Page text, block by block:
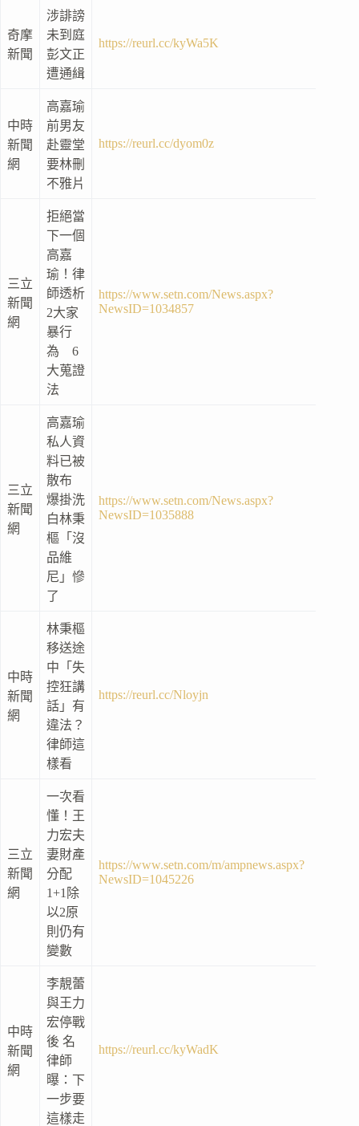
奇摩
新聞
涉誹謗
未到庭
彭文正
遭通緝
https://reurl.cc/kyWa5K
中時
新聞
網
高嘉瑜
前男友
赴靈堂
要林刪
不雅片
https://reurl.cc/dyom0z
三立
新聞
網
拒絕當
下一個
高嘉
瑜！律
師透析
2大家
暴行
為 6
大蒐證
法
https://www.setn.com/News.aspx?
NewsID=1034857
三立
新聞
網
高嘉瑜
私人資
料已被
散布
爆掛洗
白林秉
樞「沒
品維
尼」慘
了
https://www.setn.com/News.aspx?
NewsID=1035888
中時
新聞
網
林秉樞
移送途
中「失
控狂講
話」有
違法？
律師這
樣看
https://reurl.cc/Nloyjn
三立
新聞
網
一次看
懂！王
力宏夫
妻財產
分配
1+1除
以2原
則仍有
變數
https://www.setn.com/m/ampnews.aspx?
NewsID=1045226
中時
新聞
網
李靚蕾
與王力
宏停戰
後 名
律師
曝：下
一步要
這樣走
https://reurl.cc/kyWadK